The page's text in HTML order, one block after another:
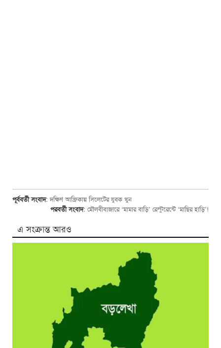
পূর্ববর্তী সংবাদ:দক্ষিণ আফ্রিকায় সিলেটের যুবক খুন
পরবর্তী সংবাদ: মৌলবীবাজারে ‘মামার বাড়ি’ রেস্টুরেন্টে ‘মাছির হাড়ি’!
এ সংক্রান্ত আরও